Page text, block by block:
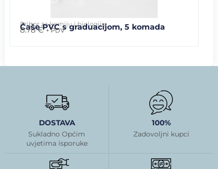
Pribor za kemiju i biologiju
Čaše PVC s graduacijom, 5 komada
8.78€ + PDV
DOSTAVA
Sukladno Općim
uvjetima isporuke
100%
Zadovoljni kupci